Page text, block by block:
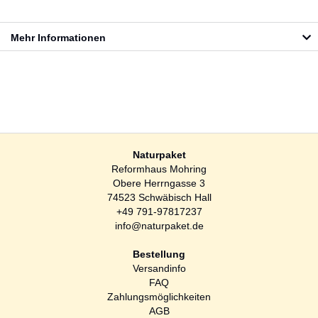
Mehr Informationen
Naturpaket
Reformhaus Mohring
Obere Herrngasse 3
74523 Schwäbisch Hall
+49 791-97817237
info@naturpaket.de
Bestellung
Versandinfo
FAQ
Zahlungsmöglichkeiten
AGB